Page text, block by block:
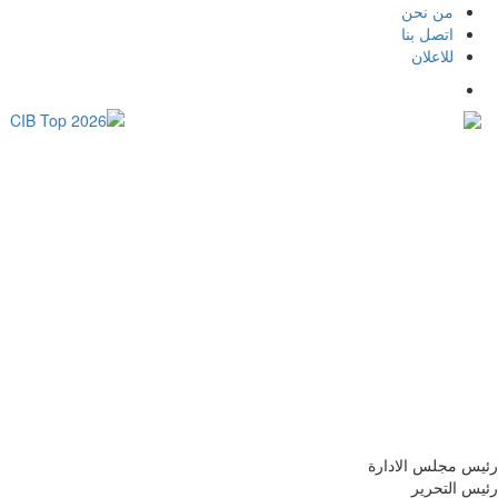
من نحن
اتصل بنا
للاعلان
رئيس مجلس الادارة
رئيس التحرير